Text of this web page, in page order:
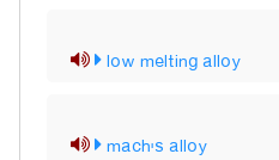
low melting alloy
mach's alloy